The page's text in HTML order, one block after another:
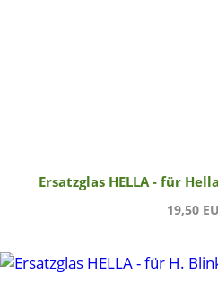
Ersatzglas HELLA - für
19,50